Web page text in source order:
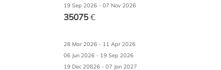
19 Sep 2026 - 07 Nov 2026
35075€
28 Mar 2026 - 11 Apr 2026
06 Jun 2026 - 19 Sep 2026
19 Dec 20ß26 - 07 Jan 2027